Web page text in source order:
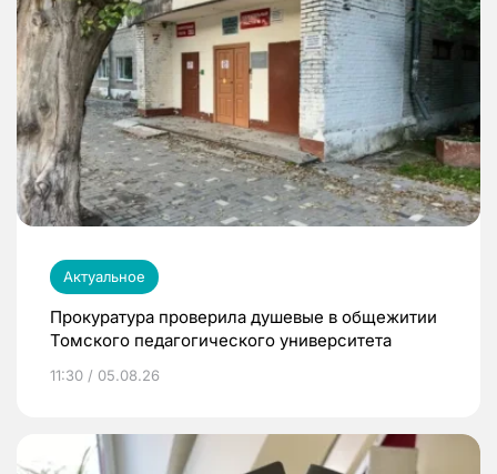
Актуальное
Прокуратура проверила душевые в общежитии
Томского педагогического университета
11:30 / 05.08.26